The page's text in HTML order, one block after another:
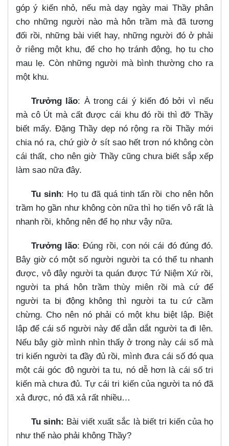
góp ý kiến nhỏ, nếu mà dạy ngày mai Thầy phân
cho những người nào mà hôn trầm mà đã tương
đối rồi, những bài viết hay, những người đó ở phải
ở riêng một khu, để cho họ tránh động, họ tu cho
mau lẹ. Còn những người mà bình thường cho ra
một khu.
Trưởng lão: À trong cái ý kiến đó bởi vì nếu
mà cô Út mà cất được cái khu đó rồi thì đỡ Thầy
biết mấy. Đặng Thầy dẹp nó rộng ra rồi Thầy mới
chia nó ra, chứ giờ ở sít sao hết trơn nó không còn
cái thất, cho nên giờ Thầy cũng chưa biết sắp xếp
làm sao nữa đây.
Tu sinh: Họ tu đã quá tinh tấn rồi cho nên hôn
trầm họ gần như không còn nữa thì họ tiến vô rất là
nhanh rồi, không nên để họ như vậy nữa.
Trưởng lão: Đúng rồi, con nói cái đó đúng đó.
Bây giờ có một số người người ta có thể tu nhanh
được, vô đây người ta quán được Tứ Niệm Xứ rồi,
người ta phá hôn trầm thùy miên rồi mà cứ để
người ta bị động không thì người ta tu cứ cầm
chừng. Cho nên nó phải có một khu biệt lập. Biệt
lập để cái số người này để dẫn dắt người ta đi lên.
Nếu bây giờ mình nhìn thấy ở trong này cái số mà
tri kiến người ta đầy đủ rồi, mình đưa cái số đó qua
một cái góc độ người ta tu, nó dễ hơn là cái số tri
kiến mà chưa đủ. Tự cái tri kiến của người ta nó đã
xả được, nó đã xả rất nhiều…​
Tu sinh: Bài viết xuất sắc là biết tri kiến của họ
như thế nào phải không Thầy?